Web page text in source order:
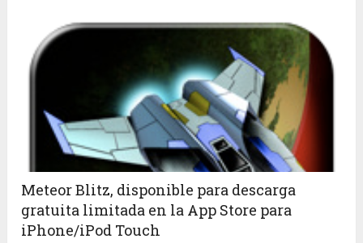
Meteor Blitz, disponible para descarga
gratuita limitada en la App Store para
iPhone/iPod Touch